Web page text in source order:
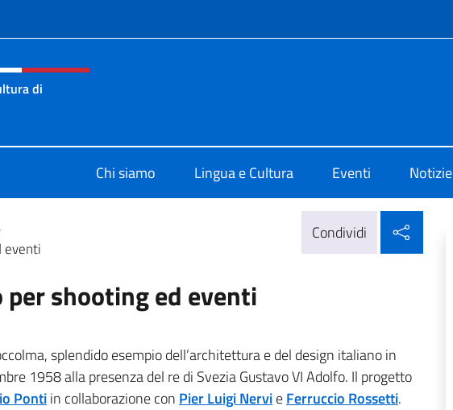
e menù
di
Chi siamo Lingua e Cultura Eventi Notizie
eventi
Condividi
shooting ed eventi
splendido esempio dell’architettura e del design italiano in
1958 alla presenza del re di Svezia Gustavo VI Adolfo. Il progetto
Pontiin collaborazione con Pier Luigi NervieFerruccio Rossetti.